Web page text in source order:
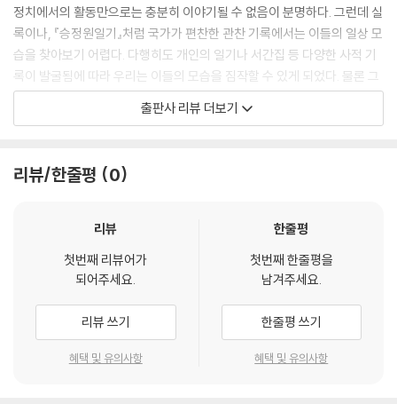
과거 시험의 합격을 축원하는 그림은 문인화가의 수묵화와 화원 및 민간화
가들이 그린 채색화로 나뉜다. 특히 민화로 통칭되는 채색 그림들은 대중
들의 소망을 담은 길상화의 한 종류로 유행하며 널리 그려졌다. 이 그림들
은 구한말에서 근대기로 넘어가는 역경의 시기를 살았던 많은 대중에게 삶
의 희망과 위안을 주었던 그림이다.
정치에서의 활동만으로는 충분히 이야기될 수 없음이 분명하다. 그런데 실
록이나, 『승정원일기』처럼 국가가 편찬한 관찬 기록에서는 이들의 일상 모
습을 찾아보기 어렵다. 다행히도 개인의 일기나 서간집 등 다양한 사적 기
록이 발굴됨에 따라 우리는 이들의 모습을 짐작할 수 있게 되었다. 물론 그
일기나 서간집을 남긴 사람들이 주로 식자층에 속하기 때문에 일정 부분
한계는 있지만, 그러한 식자층이 자신의 이야기를 남기면서 주변의 이야기
자 한다. 이 책들을 따라서 읽어 나가다 보면 우리가 몰랐던 조선 사람들의
과를 둘러싼 인간적인 이야기와 사회적 맥락을 풍부하게 재현한다. 저자는
세밀한 연구와 유려한 서술로 과거시험을 준비하는 선비들의 모습, 합격을
축하하는 연회, 그리고 민간에서 합격을 기원하며 그린 민화까지 다양한
그림 속에 담긴 시대적 의미를 입체적으로 해석한다. 독자는 이 책을 통해
조선시대 사람들이 공유했던 문화적 열망과 이상을 생생히 느낄 수 있으
출판사 리뷰 더보기
리뷰/한줄평 0
리뷰
첫번째 리뷰어가
되어주세요.
리뷰 쓰기
혜택 및 유의사항
한줄평
첫번째 한줄평을
남겨주세요.
한줄평 쓰기
혜택 및 유의사항